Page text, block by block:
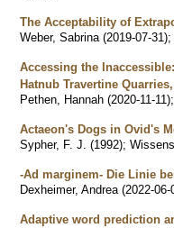
The Acceptability of
Weber, Sabrina (2019-07-31);
Accessing the
Hatnub Travertine
Pethen, Hannah (2020-11-11)
Actaeon's Dogs in Ovid's
Sypher, F. J. (1992);
-Ad marginem- Die Linie
Dexheimer, Andrea (2022-06-
Adaptive word prediction